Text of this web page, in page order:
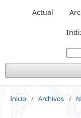
Actual
Inicio / Archivos /